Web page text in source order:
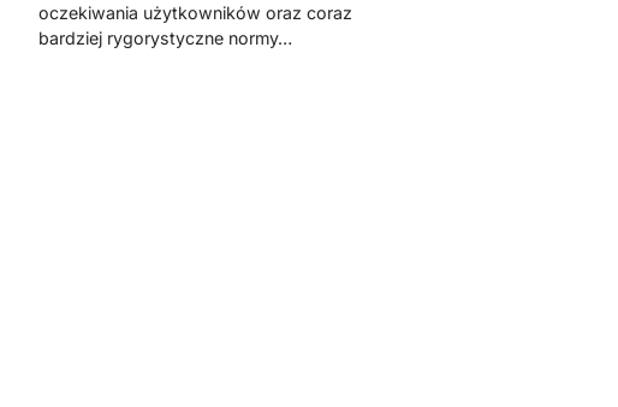
oczekiwania użytkowników oraz coraz
bardziej rygorystyczne normy…